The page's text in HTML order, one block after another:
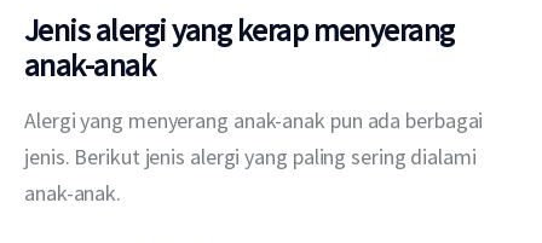
Jenis alergi yang kerap menyerang
anak-anak
Alergi yang menyerang anak-anak pun ada berbagai
jenis. Berikut jenis alergi yang paling sering dialami
anak-anak.